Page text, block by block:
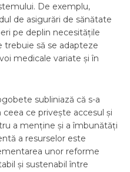
De exemplu,
de asigurări de sănătate
pe deplin necesitățile
trebuie să se adapteze
medicale variate și în
subliniază că s-a
ce privește accesul și
a menține și a îmbunătăți
a resurselor este
unor reforme
și sustenabil între